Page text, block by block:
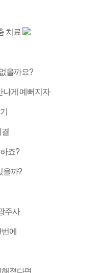
엘의원
치료
을까요?
나게 예뻐지자
죠?
을까?
주사
에
졌다면